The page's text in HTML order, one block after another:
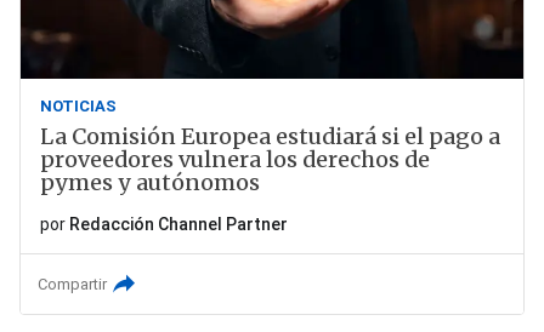
NOTICIAS
La Comisión Europea estudiará si el pago a
proveedores vulnera los derechos de
pymes y autónomos
por Redacción Channel Partner
Compartir